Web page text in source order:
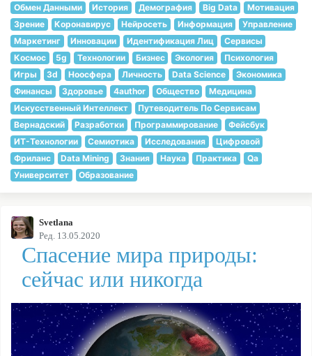
Svetlana
Ред. 13.05.2020
Спасение мира природы:
сейчас или никогда
Обмен Данными
История Демография Big Data
Мотивация
Зрение
Коронавирус Нейросеть Информация
Управление
Маркетинг
Инновации Идентификация Лиц
Сервисы
Космос
5g Технологии Бизнес Экология
Психология
Игры
3d Ноосфера Личность Data Science
Экономика
Финансы
Здоровье 4author Общество
Медицина
Искусственный Интеллект
Путеводитель По Сервисам
Вернадский
Разработки Программирование
Фейсбук
ИТ-Технологии
Семиотика Исследования
Цифровой
Фриланс
Data Mining Знания Наука Практика
Qa
Университет
Образование